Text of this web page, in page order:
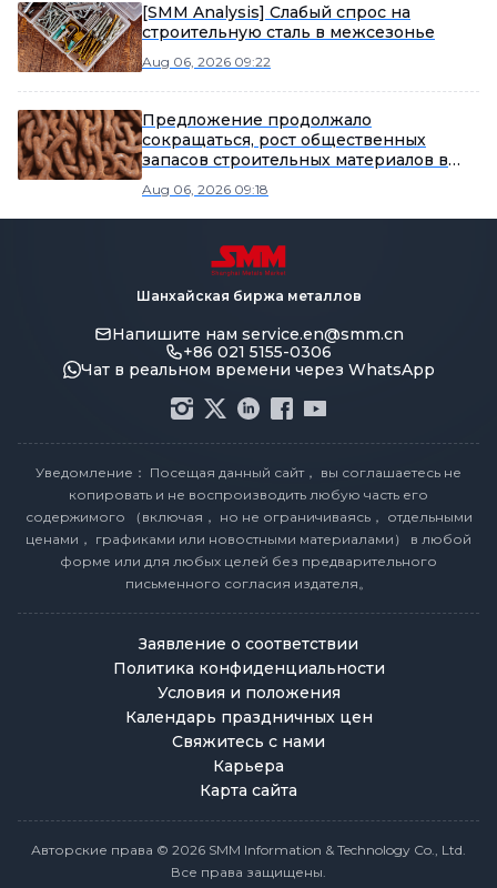
[SMM Analysis] Слабый спрос на
строительную сталь в межсезонье
Aug 06, 2026 09:22
Предложение продолжало
сокращаться, рост общественных
запасов строительных материалов в
Aug 06, 2026 09:18
Шанхайская биржа металлов
Напишите нам service.en@smm.cn
+86 021 5155-0306
Чат в реальном времени через WhatsApp
Уведомление： Посещая данный сайт， вы соглашаетесь не
копировать и не воспроизводить любую часть его
содержимого （включая， но не ограничиваясь， отдельными
ценами， графиками или новостными материалами） в любой
форме или для любых целей без предварительного
письменного согласия издателя。
Заявление о соответствии
Политика конфиденциальности
Условия и положения
Календарь праздничных цен
Свяжитесь с нами
Карьера
Карта сайта
Авторские права © 2026 SMM Information & Technology Co., Ltd.
Все права защищены.